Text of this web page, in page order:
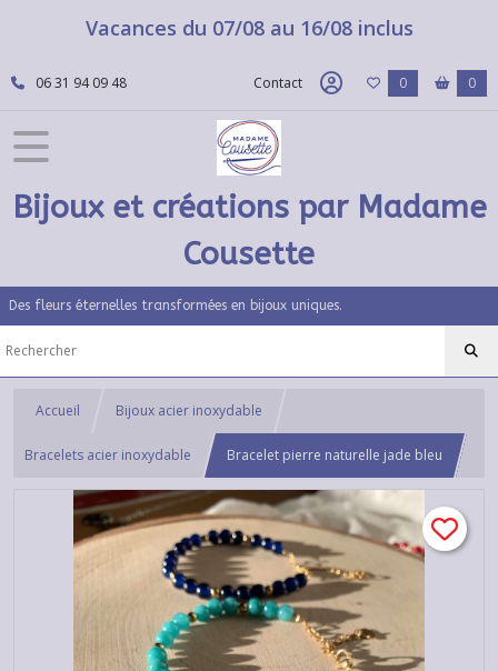
Vacances du 07/08 au 16/08 inclus
06 31 94 09 48 Contact 0 0
Bijoux et créations par Madame
Cousette
Des fleurs éternelles transformées en bijoux uniques.
Accueil Bijoux acier inoxydable
Bracelets acier inoxydable Bracelet pierre naturelle jade bleu